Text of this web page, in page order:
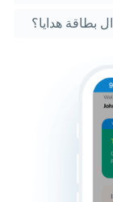
بطاقة هدايا؟